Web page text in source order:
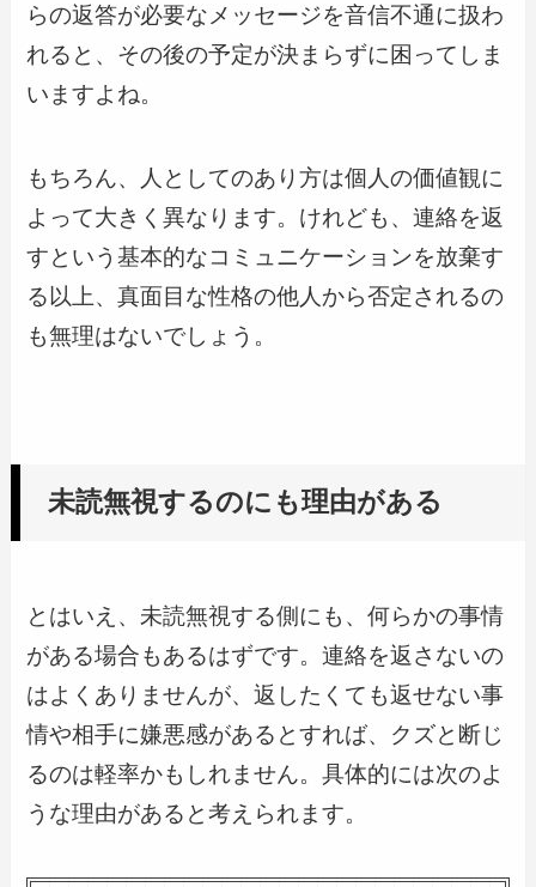
らの返答が必要なメッセージを音信不通に扱わ
れると、その後の予定が決まらずに困ってしま
いますよね。
もちろん、人としてのあり方は個人の価値観に
よって大きく異なります。けれども、連絡を返
すという基本的なコミュニケーションを放棄す
る以上、真面目な性格の他人から否定されるの
も無理はないでしょう。
未読無視するのにも理由がある
とはいえ、未読無視する側にも、何らかの事情
がある場合もあるはずです。連絡を返さないの
はよくありませんが、返したくても返せない事
情や相手に嫌悪感があるとすれば、クズと断じ
るのは軽率かもしれません。具体的には次のよ
うな理由があると考えられます。